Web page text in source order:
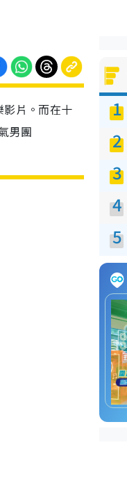
片。而在十
男團
1
2
3
4
5